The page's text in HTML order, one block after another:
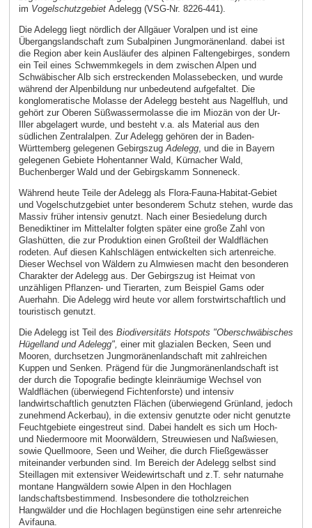
im VogelschutzgebietAdelegg (VSG-Nr. 8226-441).
Die Adelegg liegt nördlich der Allgäuer Voralpen und ist eine
Übergangslandschaft zum Subalpinen Jungmoränenland. dabei ist
die Region aber kein Ausläufer des alpinen Faltengebirges, sondern
ein Teil eines Schwemmkegels in dem zwischen Alpen und
Schwäbischer Alb sich erstreckenden Molassebecken, und wurde
während der Alpenbildung nur unbedeutend aufgefaltet. Die
konglomeratische Molasse der Adelegg besteht aus Nagelfluh, und
gehört zur Oberen Süßwassermolasse die im Miozän von der Ur-
Iller abgelagert wurde, und besteht v.a. als Material aus den
südlichen Zentralalpen. Zur Adelegg gehören der in Baden-
Württemberg gelegenen GebirgszugAdelegg, und die in Bayern
gelegenen Gebiete Hohentanner Wald, Kürnacher Wald,
Buchenberger Wald und der Gebirgskamm Sonneneck.
Während heute Teile der Adelegg als Flora-Fauna-Habitat-Gebiet
und Vogelschutzgebiet unter besonderem Schutz stehen, wurde das
Massiv früher intensiv genutzt. Nach einer Besiedelung durch
Benediktiner im Mittelalter folgten später eine große Zahl von
Glashütten, die zur Produktion einen Großteil der Waldflächen
rodeten. Auf diesen Kahlschlägen entwickelten sich artenreiche.
Dieser Wechsel von Wäldern zu Almwiesen macht den besonderen
Charakter der Adelegg aus. Der Gebirgszug ist Heimat von
unzähligen Pflanzen- und Tierarten, zum Beispiel Gams oder
Auerhahn. Die Adelegg wird heute vor allem forstwirtschaftlich und
touristisch genutzt.
Die Adelegg ist Teil des Biodiversitäts Hotspots "Oberschwäbisches
Hügelland und Adelegg", einer mit glazialen Becken, Seen und
Mooren, durchsetzen Jungmoränenlandschaft mit zahlreichen
Kuppen und Senken. Prägend für die Jungmoränenlandschaft ist
der durch die Topografie bedingte kleinräumige Wechsel von
Waldflächen (überwiegend Fichtenforste) und intensiv
landwirtschaftlich genutzten Flächen (überwiegend Grünland, jedoch
zunehmend Ackerbau), in die extensiv genutzte oder nicht genutzte
Feuchtgebiete eingestreut sind. Dabei handelt es sich um Hoch-
und Niedermoore mit Moorwäldern, Streuwiesen und Naßwiesen,
sowie Quellmoore, Seen und Weiher, die durch Fließgewässer
miteinander verbunden sind. Im Bereich der Adelegg selbst sind
Steillagen mit extensiver Weidewirtschaft und z.T. sehr naturnahe
montane Hangwäldern sowie Alpen in den Hochlagen
landschaftsbestimmend. Insbesondere die totholzreichen
Hangwälder und die Hochlagen begünstigen eine sehr artenreiche
Avifauna.